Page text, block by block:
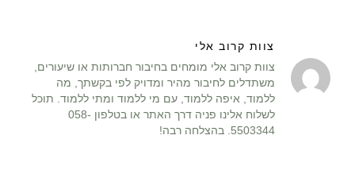
צוות קרוב אלי
צוות קרוב אלי מומחים בחיבור חברותות או שיעורים,
משתדלים לחיבור מהיר ומדויק לפי בקשתך, מה
ללמוד, איפה ללמוד, עם מי ללמוד ומתי ללמוד. תוכל
לשלוח אלינו פניה דרך האתר או בטלפון 058-
5503344. בהצלחה רבה!